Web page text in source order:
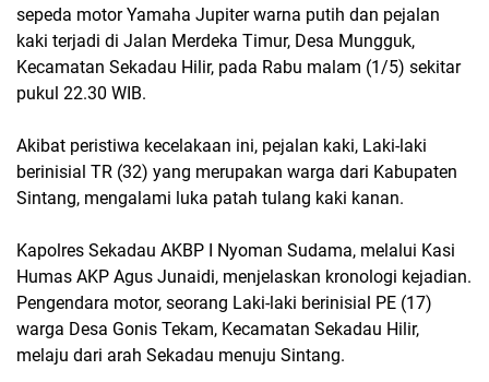
sepeda motor Yamaha Jupiter warna putih dan pejalan
kaki terjadi di Jalan Merdeka Timur, Desa Mungguk,
Kecamatan Sekadau Hilir, pada Rabu malam (1/5) sekitar
pukul 22.30 WIB.
Akibat peristiwa kecelakaan ini, pejalan kaki, Laki-laki
berinisial TR (32) yang merupakan warga dari Kabupaten
Sintang, mengalami luka patah tulang kaki kanan.
Kapolres Sekadau AKBP I Nyoman Sudama, melalui Kasi
Humas AKP Agus Junaidi, menjelaskan kronologi kejadian.
Pengendara motor, seorang Laki-laki berinisial PE (17)
warga Desa Gonis Tekam, Kecamatan Sekadau Hilir,
melaju dari arah Sekadau menuju Sintang.